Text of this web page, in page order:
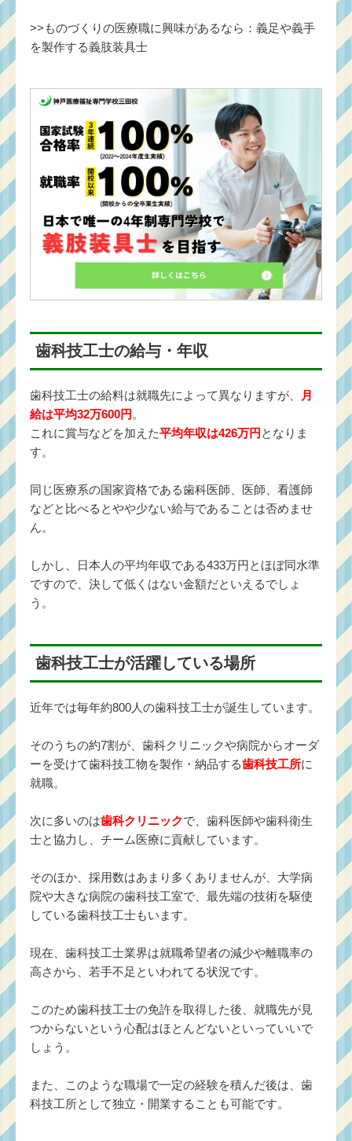
>> ものづくりの医療職に興味があるなら：義足や義手
を製作する義肢装具士
歯科技工士の給与・年収
歯科技工士の給料は就職先によって異なりますが、
月
給は平均32万600円 。
これに賞与などを加えた平均年収は426万円 となりま
す。
同じ医療系の国家資格である歯科医師、医師、看護師
などと比べるとやや少ない給与であることは否めませ
ん。
しかし、日本人の平均年収である433万円とほぼ同水準
ですので、決して低くはない金額だといえるでしょ
う。
歯科技工士が活躍している場所
近年では毎年約800人の歯科技工士が誕生しています。
そのうちの約7割が、歯科クリニックや病院からオーダ
ーを受けて歯科技工物を製作・納品する歯科技工所に
就職。
次に多いのは歯科クリニックで、歯科医師や歯科衛生
士と協力し、チーム医療に貢献しています。
そのほか、採用数はあまり多くありませんが、大学病
院や大きな病院の歯科技工室で、最先端の技術を駆使
している歯科技工士もいます。
現在、歯科技工士業界は就職希望者の減少や離職率の
高さから、若手不足といわれてる状況です。
このため歯科技工士の免許を取得した後、就職先が見
つからないという心配はほとんどないといっていいで
しょう。
また、このような職場で一定の経験を積んだ後は、歯
科技工所として独立・開業することも可能です。